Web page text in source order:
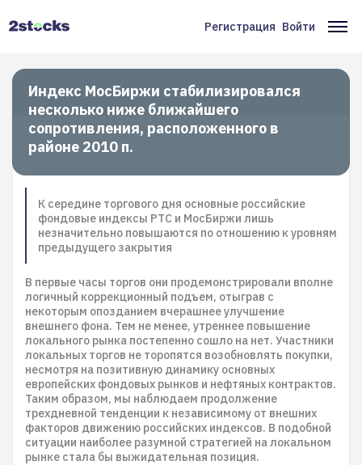
Меню
учётной
записи
пользователя
Регистрация Войти
Индекс МосБиржи стабилизировался
несколько ниже ближайшего
сопротивления, расположенного в
районе 2010 п.
К середине торгового дня основные российские
фондовые индексы РТС и МосБиржи лишь
незначительно повышаются по отношению к уровням
предыдущего закрытия
В первые часы торгов они продемонстрировали вполне
логичный коррекционный подъем, отыграв с
некоторым опозданием вчерашнее улучшение
внешнего фона. Тем не менее, утреннее повышение
локального рынка постепенно сошло на нет. Участники
локальных торгов не торопятся возобновлять покупки,
несмотря на позитивную динамику основных
европейских фондовых рынков и нефтяных контрактов.
Таким образом, мы наблюдаем продолжение
трехдневной тенденции к независимому от внешних
факторов движению российских индексов. В подобной
ситуации наиболее разумной стратегией на локальном
рынке стала бы выжидательная позиция.